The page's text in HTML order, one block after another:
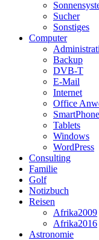
Sucher
Sonstiges
Computer
Backup
DVB-T
E-Mail
Internet
Office
Tablets
Windows
WordPress
Consulting
Familie
Golf
Notizbuch
Reisen
Afrika2009
Afrika2016
Astronomie